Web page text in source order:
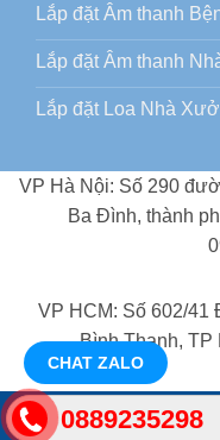
Lắp đặt Âm thanh
Lắp đặt Âm thanh
Lắp đặt Loa Nhà
VP Hà Nội: Số 290
Ba Đình, thành
VP HCM: Số 602/41
Bình Thạnh, TP
Copyright
CHAT ZALO
0889235298